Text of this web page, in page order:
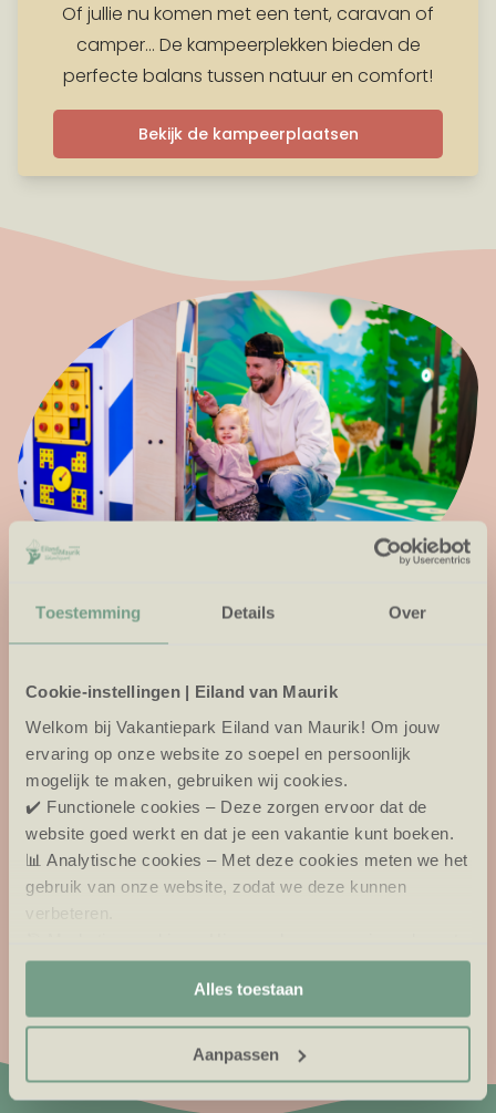
Toestemming Details Over
Cookie-instellingen | Eiland van Maurik
Welkom bij Vakantiepark Eiland van Maurik! Om jouw
ervaring op onze website zo soepel en persoonlijk
mogelijk te maken, gebruiken wij cookies.
✔️ Functionele cookies – Deze zorgen ervoor dat de
website goed werkt en dat je een vakantie kunt boeken.
📊 Analytische cookies – Met deze cookies meten we het
gebruik van onze website, zodat we deze kunnen
aanbiedingen en advertenties laten zien.
Alles toestaan
Aanpassen
Of jullie nu komen met een tent, caravan of
camper… De kampeerplekken bieden de
perfecte balans tussen natuur en comfort!
Bekijk de kampeerplaatsen
kleintjesweken
een baby of peuter? Tijdens de Kleintjesweken staat
alles in het teken van rust, plezier en gemak voor
jonge gezinnen.
Kom genieten met je kleintje en beleef samen een
fijne tijd op een kindvriendelijk vakantiepark in het hart
van Nederland, waar faciliteiten en activiteiten
speciaal zijn afgestemd op kinderen van 0 tot 4 jaar.
Ontdek de Kleintjesweken